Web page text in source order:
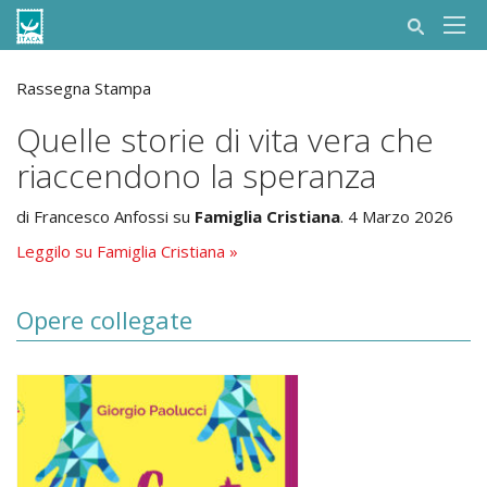
Rassegna Stampa
Quelle storie di vita vera che
riaccendono la speranza
di Francesco Anfossi su Famiglia Cristiana. 4 Marzo 2026
Leggilo su Famiglia Cristiana »
Opere collegate